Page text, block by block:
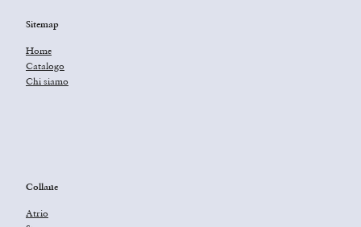
Sitemap
Home
Catalogo
Chi siamo
Collane
Atrio